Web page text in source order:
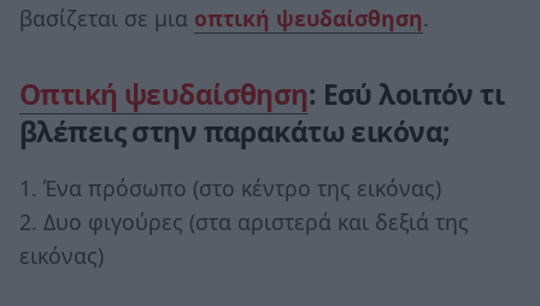
βασίζεται σε μια οπτική ψευδαίσθηση.
Οπτική ψευδαίσθηση: Εσύ λοιπόν τι
βλέπεις στην παρακάτω εικόνα;
1. Ένα πρόσωπο (στο κέντρο της εικόνας)
2. Δυο φιγούρες (στα αριστερά και δεξιά της
εικόνας)